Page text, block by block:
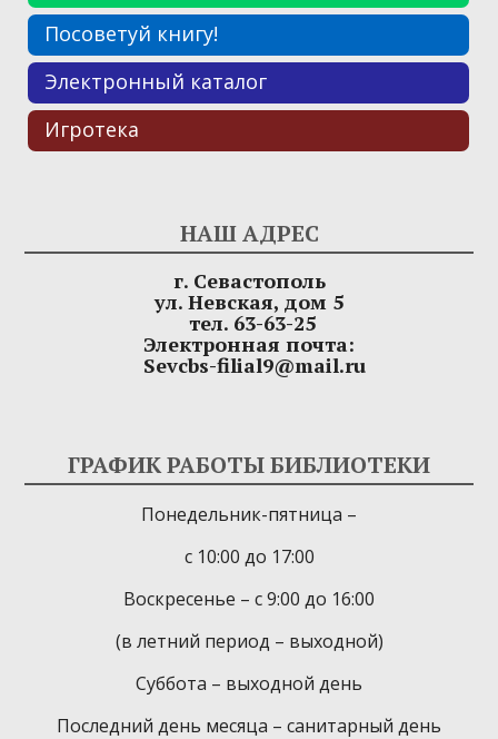
Посоветуй книгу!
Электронный каталог
Игротека
НАШ АДРЕС
г. Севастополь
ул. Невская, дом 5
тел. 63-63-25
Электронная почта:
Sevcbs-filial9@mail.ru
ГРАФИК РАБОТЫ БИБЛИОТЕКИ
Понедельник-пятница –
с 10:00 до 17:00
Воскресенье – с 9:00 до 16:00
(в летний период – выходной)
Суббота – выходной день
Последний день месяца – санитарный день